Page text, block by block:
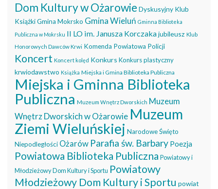
Dom Kultury w Ożarowie Dyskusyjny Klub
KsiążkiGmina Mokrsko Gmina Wieluń Gminna Biblioteka
Publiczna w Mokrsku II LO im. Janusza Korczakajubileusz Klub
Honorowych Dawców Krwi Komenda Powiatowa Policji
Koncert Koncert kolęd Konkurs Konkurs plastyczny
krwiodawstwo Książka Miejska i Gmina Biblioteka Publiczna
Miejska i Gminna Biblioteka
Publiczna Muzeum Wnętrz Dworskich Muzeum
Wnętrz Dworskich w Ożarowie Muzeum
Ziemi Wieluńskiej Narodowe Święto
Niepodległości Ożarów Parafia św. Barbary Poezja
Powiatowa Biblioteka Publiczna Powiatowy i
Młodzieżowy Dom Kultury i Sportu Powiatowy
Młodzieżowy Dom Kultury i Sportu powiat